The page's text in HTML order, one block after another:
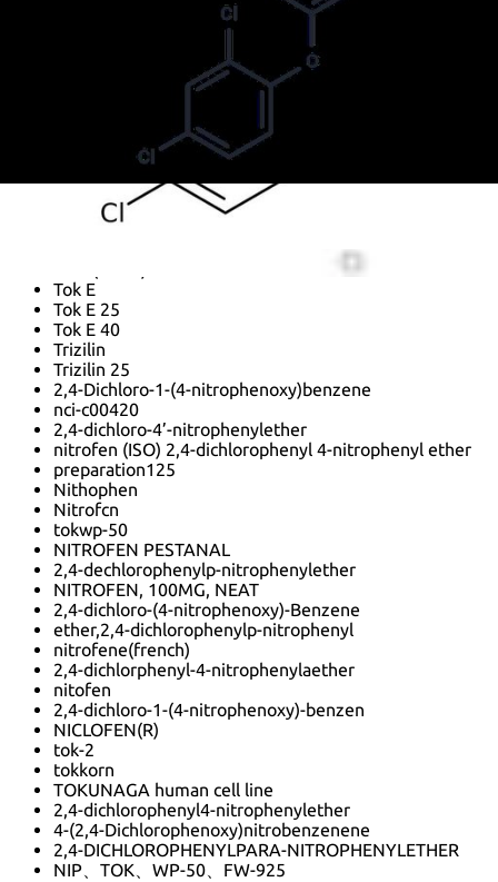
Nitrofen (pesticide)
Nitrofen [benzene, 2,4-dichloro-1-(4-nitrophenoxy)-]
Nitrophen
Nitrophene
Preparation 125
Tok E
Tok E 25
Tok E 40
Trizilin
Trizilin 25
2,4-Dichloro-1-(4-nitrophenoxy)benzene
nci-c00420
2,4-dichloro-4’-nitrophenylether
nitrofen (ISO) 2,4-dichlorophenyl 4-nitrophenyl ether
preparation125
Nithophen
Nitrofcn
tokwp-50
NITROFEN PESTANAL
2,4-dechlorophenylp-nitrophenylether
NITROFEN, 100MG, NEAT
2,4-dichloro-(4-nitrophenoxy)-Benzene
ether,2,4-dichlorophenylp-nitrophenyl
nitrofene(french)
2,4-dichlorphenyl-4-nitrophenylaether
nitofen
2,4-dichloro-1-(4-nitrophenoxy)-benzen
NICLOFEN(R)
tok-2
tokkorn
TOKUNAGA human cell line
2,4-dichlorophenyl4-nitrophenylether
4-(2,4-Dichlorophenoxy)nitrobenzenene
2,4-DICHLOROPHENYLPARA-NITROPHENYLETHER
NIP、TOK、WP-50、FW-925